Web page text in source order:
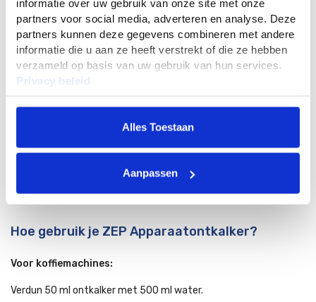
informatie over uw gebruik van onze site met onze
partners voor social media, adverteren en analyse. Deze
partners kunnen deze gegevens combineren met andere
informatie die u aan ze heeft verstrekt of die ze hebben
verzameld op basis van uw gebruik van hun services.
Privacy beleid
Alles Toestaan
Aanpassen
formule werkt het product snel en efficiënt, terwijl het veilig is
voor gebruik in diverse apparaten.
Voordelen van ZEP Apparaatontkalker:
Verlengde levensduur: Beschermt apparaten tegen schade
Gemakkelijk in gebruik: Duidelijke instructies voor diverse
toepassingen.
Hoe gebruik je ZEP Apparaatontkalker?
Voor koffiemachines:
Verdun 50 ml ontkalker met 500 ml water.